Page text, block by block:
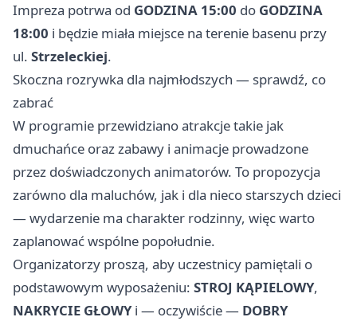
Impreza potrwa od GODZINA 15:00 do GODZINA
18:00 i będzie miała miejsce na terenie basenu przy
ul. Strzeleckiej.
Skoczna rozrywka dla najmłodszych — sprawdź, co
zabrać
W programie przewidziano atrakcje takie jak
dmuchańce oraz zabawy i animacje prowadzone
przez doświadczonych animatorów. To propozycja
zarówno dla maluchów, jak i dla nieco starszych dzieci
— wydarzenie ma charakter rodzinny, więc warto
zaplanować wspólne popołudnie.
Organizatorzy proszą, aby uczestnicy pamiętali o
podstawowym wyposażeniu: STROJ KĄPIELOWY,
NAKRYCIE GŁOWYi — oczywiście — DOBRY